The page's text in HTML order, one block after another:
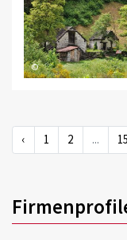
©
‹ 1 2 ... 15